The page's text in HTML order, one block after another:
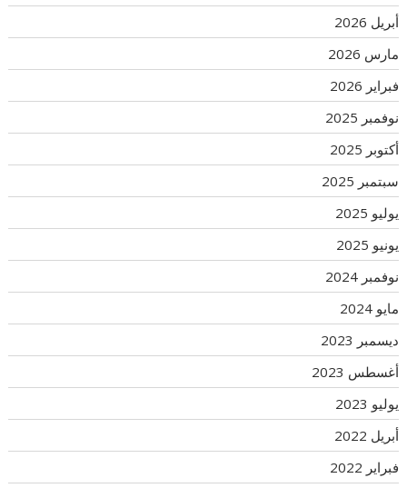
أبريل 2026
مارس 2026
فبراير 2026
نوفمبر 2025
أكتوبر 2025
سبتمبر 2025
يوليو 2025
يونيو 2025
نوفمبر 2024
مايو 2024
ديسمبر 2023
أغسطس 2023
يوليو 2023
أبريل 2022
فبراير 2022